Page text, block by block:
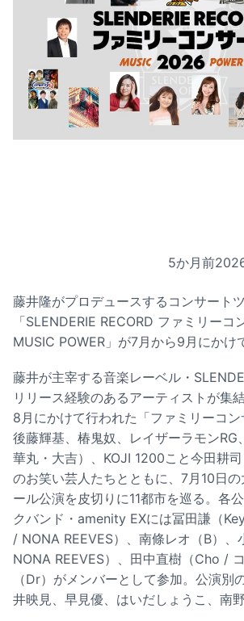
5か月前
藤井隆がプロデュースするコンサート
「SLENDERIE RECORD ファミリー
MUSIC POWER」が7月から9月にかけ
藤井が主宰する音楽レーベル・
リリース経験のあるアーティストが集
8月にかけて行われた「ファミリーコ
後藤輝基、椿鬼奴、レイザーラモンRG
華丸・大吉）、KOJI 1200こと今田耕
のお笑い芸人たちとともに、7月10日
ール公演を皮切りに11都市を巡る。各
クバンド・amenity EXには冨田謙（
/ NONA REEVES）、南條レオ（B）
NONA REEVES）、田中直樹（Cho /
（Dr）がメンバーとして参加。公演別
井映見、早見優、はいだしょうこ、南